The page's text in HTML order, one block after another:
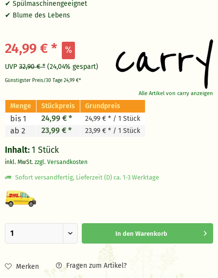
✔ Spülmaschinengeeignet
✔ Blume des Lebens
Alle Artikel von carry anzeigen
24,99 € *
UVP 32,90 € * (24,04% gespart)
Günstigster Preis/30 Tage 24,99 €*
Menge Stückpreis Grundpreis
bis 1 24,99 € * 24,99 € * / 1 Stück
ab 2 23,99 € * 23,99 € * / 1 Stück
Inhalt:1 Stück
inkl. MwSt. zzgl. Versandkosten
Sofort versandfertig, Lieferzeit (D) ca. 1-3 Werktage
In den Warenkorb
Merken Fragen zum Artikel?